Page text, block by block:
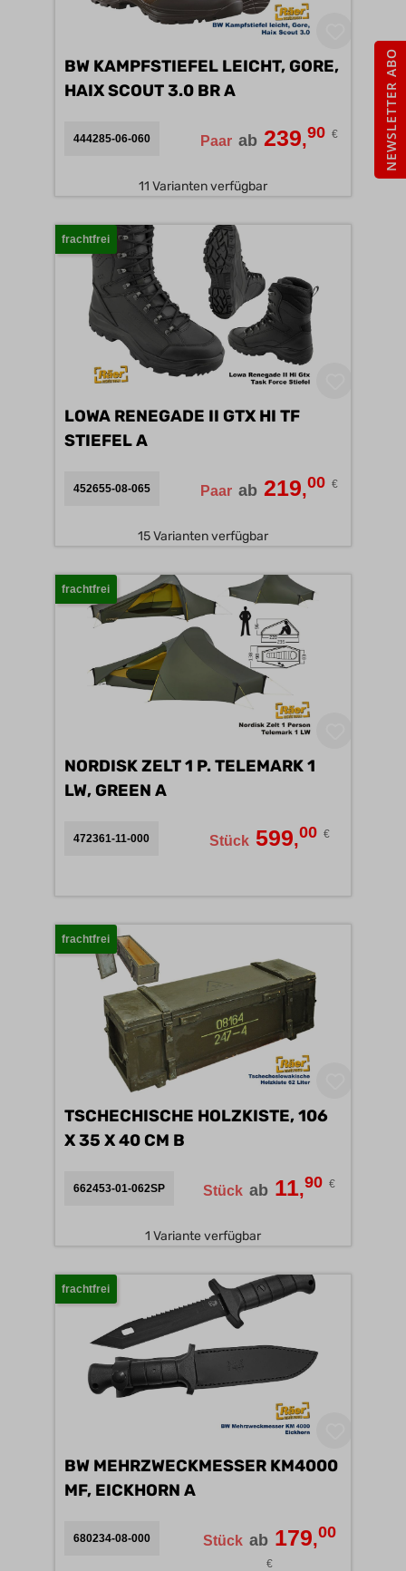
BW KAMPFSTIEFEL LEICHT, GORE,
HAIX SCOUT 3.0 BR A
444285-06-060 Paar ab 239,90 €
11 Varianten verfügbar
frachtfrei
LOWA RENEGADE II GTX HI TF
STIEFEL A
452655-08-065 Paar ab 219,00 €
15 Varianten verfügbar
frachtfrei
NORDISK ZELT 1 P. TELEMARK 1
LW, GREEN A
472361-11-000 Stück 599,00 €
frachtfrei
TSCHECHISCHE HOLZKISTE, 106
X 35 X 40 CM B
662453-01-062SP Stück ab 11,90 €
1 Variante verfügbar
frachtfrei
BW MEHRZWECKMESSER KM4000
MF, EICKHORN A
680234-08-000 Stück ab 179,00
€
NEWSLETTER ABO